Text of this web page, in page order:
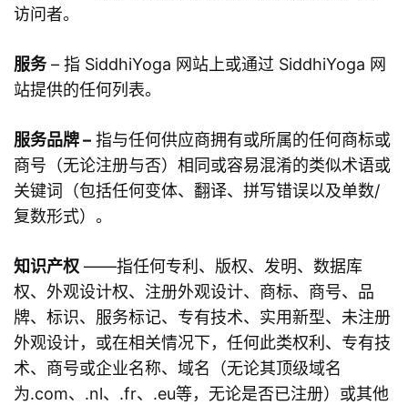
访问者。
服务– 指 SiddhiYoga 网站上或通过 SiddhiYoga 网
站提供的任何列表。
服务品牌 – 指与任何供应商拥有或所属的任何商标或
商号（无论注册与否）相同或容易混淆的类似术语或
关键词（包括任何变体、翻译、拼写错误以及单数/
复数形式）。
知识产权 ——指任何专利、版权、发明、数据库
权、外观设计权、注册外观设计、商标、商号、品
牌、标识、服务标记、专有技术、实用新型、未注册
外观设计，或在相关情况下，任何此类权利、专有技
术、商号或企业名称、域名（无论其顶级域名
为.com、.nl、.fr、.eu等，无论是否已注册）或其他